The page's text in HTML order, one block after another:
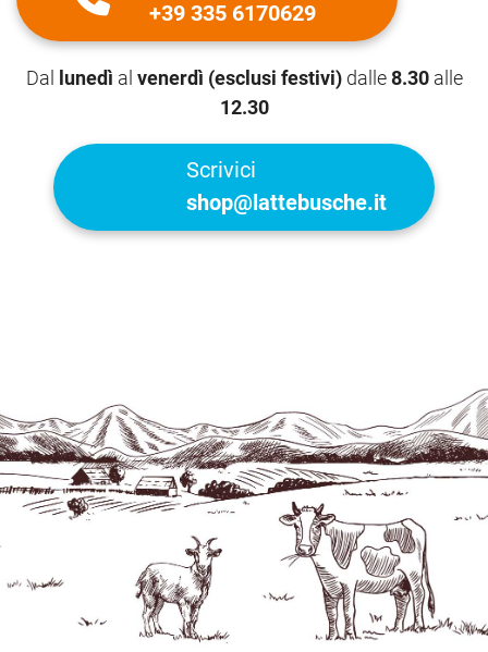
+39 335 6170629
Dal lunedì al venerdì (esclusi festivi) dalle8.30alle
12.30
Scrivici
shop@lattebusche.it